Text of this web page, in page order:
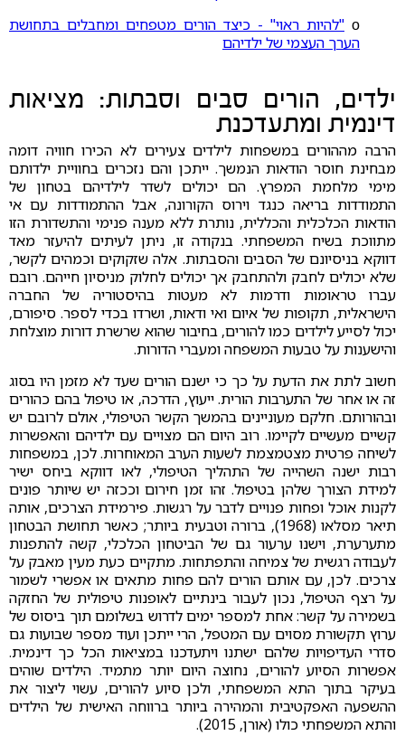
ο "להיות ראוי" - כיצד הורים מטפחים ומחבלים בתחושת
הערך העצמי של ילדיהם
ילדים, הורים סבים וסבתות: מציאות
דינמית ומתעדכנת
הרבה מההורים במשפחות לילדים צעירים לא הכירו חוויה דומה
מבחינת חוסר הודאות הנמשך. ייתכן והם נזכרים בחוויית ילדותם
מימי מלחמת המפרץ. הם יכולים לשדר לילדיהם בטחון של
התמודדות בריאה כנגד וירוס הקורונה, אבל ההתמודדות עם אי
הודאות הכלכלית והכללית, נותרת ללא מענה פנימי והתשדורת הזו
מתווכת בשיח המשפחתי. בנקודה זו, ניתן לעיתים להיעזר מאד
דווקא בניסיונם של הסבים והסבתות. אלה שזקוקים וכמהים לקשר,
שלא יכולים לחבק ולהתחבק אך יכולים לחלוק מניסיון חייהם. רובם
עברו טראומות ודרמות לא מעטות בהיסטוריה של החברה
הישראלית, תקופות של איום ואי ודאות, ושרדו בכדי לספר. סיפורם,
יכול לסייע לילדים כמו להורים, בחיבור שהוא שרשרת דורות מוצלחת
והישענות על טבעות המשפחה ומעברי הדורות.
חשוב לתת את הדעת על כך כי ישנם הורים שעד לא מזמן היו בסוג
זה או אחר של התערבות הורית. ייעוץ, הדרכה, או טיפול בהם כהורים
ובהורותם. חלקם מעוניינים בהמשך הקשר הטיפולי, אולם לרובם יש
קשיים מעשיים לקיימו. רוב היום הם מצויים עם ילדיהם והאפשרות
לשיחה פרטית מצטמצמת לשעות הערב המאוחרות. לכן, במשפחות
רבות ישנה השהייה של התהליך הטיפולי, לאו דווקא ביחס ישיר
למידת הצורך שלהן בטיפול. זהו זמן חירום וככזה יש שיותר פונים
לקנות אוכל ופחות פנויים לדבר על רגשות. פירמידת הצרכים, אותה
תיאר מסלאו (1968), ברורה וטבעית ביותר; כאשר תחושת הבטחון
מתערערת, וישנו ערעור גם של הביטחון הכלכלי, קשה להתפנות
לעבודה רגשית של צמיחה והתפתחות. מתקיים כעת מעין מאבק על
צרכים. לכן, עם אותם הורים להם פחות מתאים או אפשרי לשמור
על רצף הטיפול, נכון לעבור בינתיים לאופנות טיפולית של החזקה
בשמירה על קשר: אחת למספר ימים לדרוש בשלומם תוך ביסוס של
ערוץ תקשורת מסוים עם המטפל, הרי ייתכן ועוד מספר שבועות גם
סדרי העדיפויות שלהם ישתנו ויתעדכנו במציאות הכל כך דינמית.
אפשרות הסיוע להורים, נחוצה היום יותר מתמיד. הילדים שוהים
בעיקר בתוך התא המשפחתי, ולכן סיוע להורים, עשוי ליצור את
ההשפעה האפקטיבית והמהירה ביותר ברווחה האישית של הילדים
והתא המשפחתי כולו (אורן, 2015).